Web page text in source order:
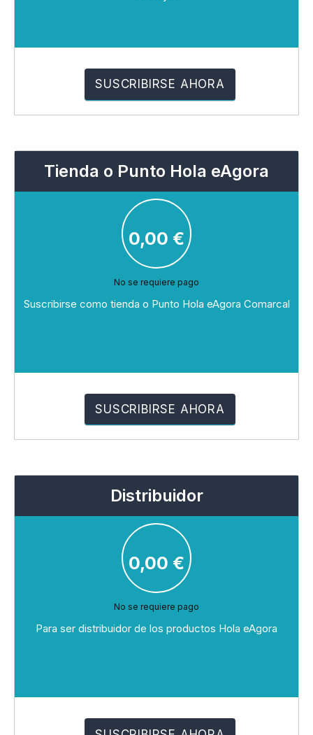
Tienda o Punto Hola eAgora
0,00 €
No se requiere pago
Suscribirse como tienda o Punto Hola eAgora Comarcal
Distribuidor
0,00 €
No se requiere pago
Para ser distribuidor de los productos Hola eAgora